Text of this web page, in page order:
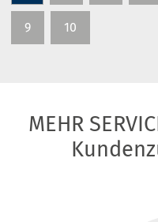
9 10
MEHR